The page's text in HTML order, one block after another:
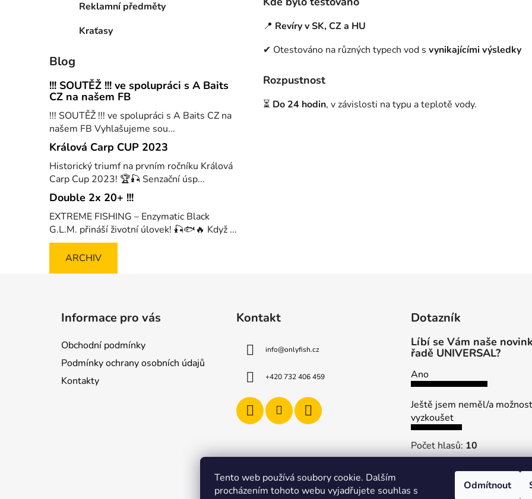
Tento web používá soubory cookie. Dalším
procházením tohoto webu vyjadřujete souhlas s
Odmítnout
Reklamní předměty
Kraťasy
Blog
!!! SOUTĚŽ !!! ve spolupráci s A Baits
CZ na našem FB
!!! SOUTĚŽ !!! ve spolupráci s A Baits CZ na
našem FB Vyhlašujeme sou...
Králová Carp CUP 2023
Historický triumf na prvním ročníku Králová
Carp Cup 2023! 🏆🎣 Senzační úsp...
Double 2x 20+ !!!
EXTREME FISHING – Enzymatic Black
G.L.M. přináší životní úlovek! 🎣🐟🔥 Když ...
ARCHIV
📍 Revíry v SK, CZ a HU
✔ Otestováno na různých typech vod s vynikajícími výsledky
Rozpustnost
⏳ Do 24 hodin, v závislosti na typu a teplotě vody.
Informace pro vás
Obchodní podmínky
Podmínky ochrany osobních údajů
Kontakty
Kontakt
info@onlyfish.cz
+420 732 406 459
Dotazník
Líbí se Vám naše
řadě UNIVERSAL?
Ano
Ještě jsem neměl/a možnost
vyzkoušet
Počet hlasů: 10